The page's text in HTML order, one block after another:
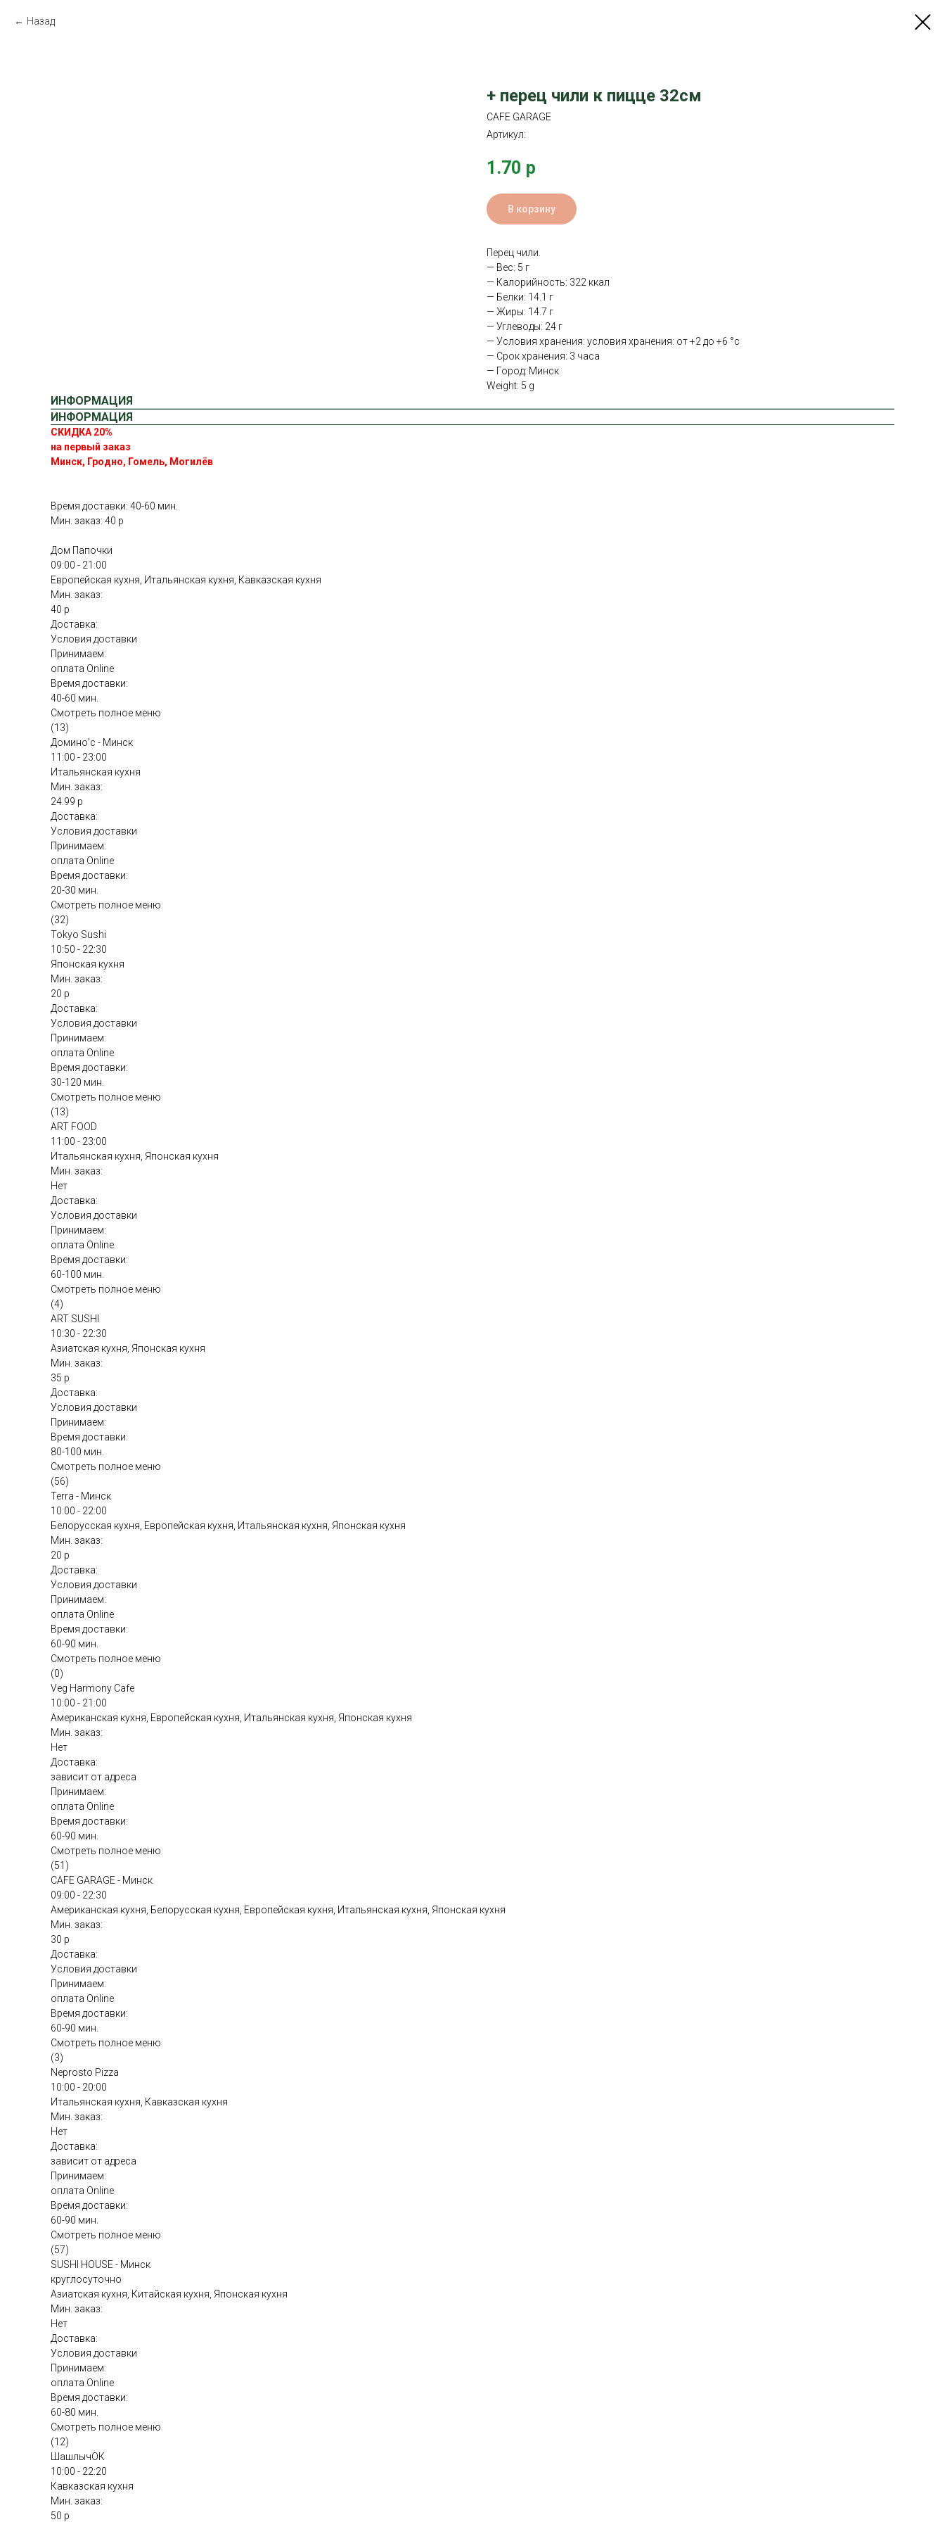
Назад
+ перец чили к пицце 32см
CAFE GARAGE
Артикул:
1.70 р
В корзину
Перец чили.
— Вес: 5 г
— Калорийность: 322 ккал
— Белки: 14.1 г
— Жиры: 14.7 г
— Углеводы: 24 г
— Условия хранения: условия хранения: от +2 до +6 °с
— Срок хранения: 3 часа
— Город: Минск
Weight: 5 g
ИНФОРМАЦИЯ
ИНФОРМАЦИЯ
СКИДКА 20%
на первый заказ
Минск, Гродно, Гомель, Могилёв
Время доставки: 40-60 мин.
Мин. заказ: 40 р
Дом Папочки
09:00 - 21:00
Европейская кухня, Итальянская кухня, Кавказская кухня
Мин. заказ:
40 р
Доставка:
Условия доставки
Принимаем:
оплата Online
Время доставки:
40-60 мин.
Смотреть полное меню
(13)
Домино'с - Минск
11:00 - 23:00
Итальянская кухня
Мин. заказ:
24.99 р
Доставка:
Условия доставки
Принимаем:
оплата Online
Время доставки:
20-30 мин.
Смотреть полное меню
(32)
Tokyo Sushi
10:50 - 22:30
Японская кухня
Мин. заказ:
20 р
Доставка:
Условия доставки
Принимаем:
оплата Online
Время доставки:
30-120 мин.
Смотреть полное меню
(13)
ART FOOD
11:00 - 23:00
Итальянская кухня, Японская кухня
Мин. заказ:
Нет
Доставка:
Условия доставки
Принимаем:
оплата Online
Время доставки:
60-100 мин.
Смотреть полное меню
(4)
ART SUSHI
10:30 - 22:30
Азиатская кухня, Японская кухня
Мин. заказ:
35 р
Доставка:
Условия доставки
Принимаем:
Время доставки:
80-100 мин.
Смотреть полное меню
(56)
Terra - Минск
10:00 - 22:00
Белорусская кухня, Европейская кухня, Итальянская кухня, Японская кухня
Мин. заказ:
20 р
Доставка:
Условия доставки
Принимаем:
оплата Online
Время доставки:
60-90 мин.
Смотреть полное меню
(0)
Veg Harmony Cafe
10:00 - 21:00
Американская кухня, Европейская кухня, Итальянская кухня, Японская кухня
Мин. заказ:
Нет
Доставка:
зависит от адреса
Принимаем:
оплата Online
Время доставки:
60-90 мин.
Смотреть полное меню
(51)
CAFE GARAGE - Минск
09:00 - 22:30
Американская кухня, Белорусская кухня, Европейская кухня, Итальянская кухня, Японская кухня
Мин. заказ:
30 р
Доставка:
Условия доставки
Принимаем:
оплата Online
Время доставки:
60-90 мин.
Смотреть полное меню
(3)
Neprosto Pizza
10:00 - 20:00
Итальянская кухня, Кавказская кухня
Мин. заказ:
Нет
Доставка:
зависит от адреса
Принимаем:
оплата Online
Время доставки:
60-90 мин.
Смотреть полное меню
(57)
SUSHI HOUSE - Минск
круглосуточно
Азиатская кухня, Китайская кухня, Японская кухня
Мин. заказ:
Нет
Доставка:
Условия доставки
Принимаем:
оплата Online
Время доставки:
60-80 мин.
Смотреть полное меню
(12)
ШашлычОК
10:00 - 22:20
Кавказская кухня
Мин. заказ:
50 р